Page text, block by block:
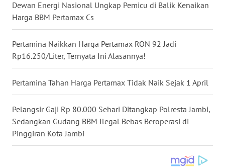
Dewan Energi Nasional Ungkap Pemicu di Balik Kenaikan
Harga BBM Pertamax Cs
Pertamina Naikkan Harga Pertamax RON 92 Jadi
Rp16.250/Liter, Ternyata Ini Alasannya!
Pertamina Tahan Harga Pertamax Tidak Naik Sejak 1 April
Pelangsir Gaji Rp 80.000 Sehari Ditangkap Polresta Jambi,
Sedangkan Gudang BBM Ilegal Bebas Beroperasi di
Pinggiran Kota Jambi
WN
NUSANTARA
WN
JOGJA
WN
JATIM
WN
BALI